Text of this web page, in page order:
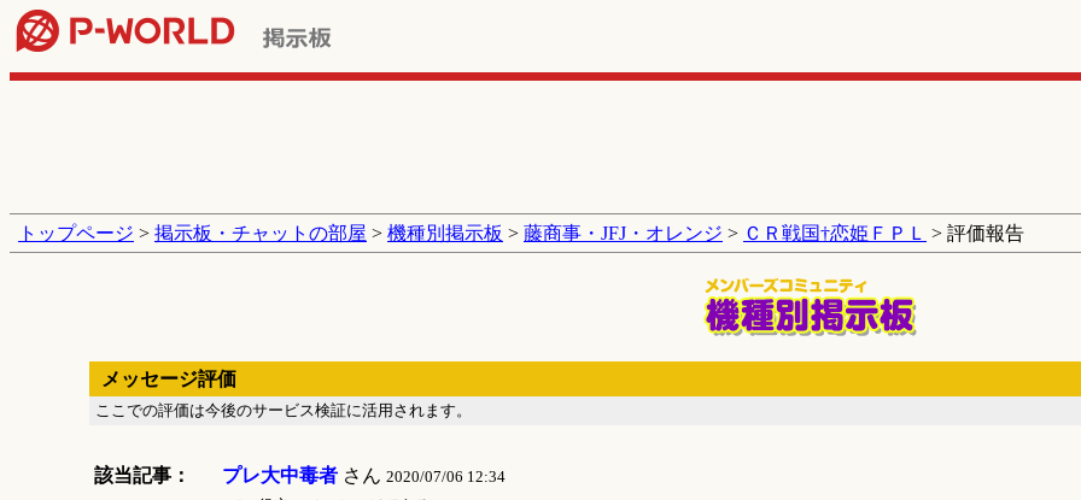
トップページ > 掲示板・チャットの部屋 > 機種別掲示板 > 藤商事・JFJ・オレンジ > ＣＲ戦国†恋姫ＦＰＬ > 評価報告
メッセージ評価
ここでの評価は今後のサービス検証に活用されます。
該当記事： プレ大中毒者さん 2020/07/06 12:34